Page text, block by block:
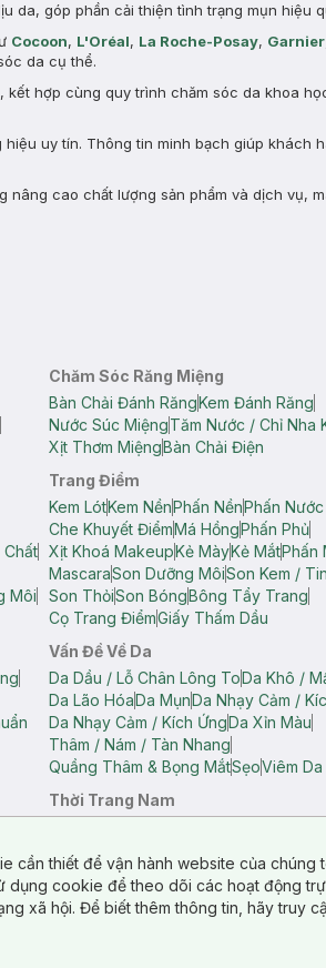
da, góp phần cải thiện tình trạng mụn hiệu
Cocoon, L'Oréal, La Roche-Posay, Garnier
da cụ thể.
hợp cùng quy trình chăm sóc da khoa
uy tín. Thông tin minh bạch giúp khách
nâng cao chất lượng sản phẩm và dịch vụ,
Chăm Sóc Răng Miệng
Bàn Chải Đánh RăngKem Đánh Răng
Nước Súc MiệngTăm Nước / Chỉ Nha
Xịt Thơm MiệngBàn Chải Điện
Chất
Môi
Trang Điểm
Kem LótKem NềnPhấn NềnPhấn
Che Khuyết ĐiểmMá HồngPhấn Phủ
Xịt Khoá MakeupKẻ MàyKẻ MắtPhấn
MascaraSon Dưỡng MôiSon Kem /
Son ThỏiSon BóngBông Tẩy Trang
Cọ Trang ĐiểmGiấy Thấm Dầu
Vấn Đề Về Da
Da Dầu / Lỗ Chân Lông ToDa Khô /
Da Lão HóaDa MụnDa Nhạy Cảm /
Da Nhạy Cảm / Kích ỨngDa Xỉn Màu
Thâm / Nám / Tàn Nhang
Quầng Thâm & Bọng MắtSẹoViêm
Thời Trang Nam
thiết để vận hành website của
cookie để theo dõi các hoạt động
xã hội. Để biết thêm thông tin, hãy truy